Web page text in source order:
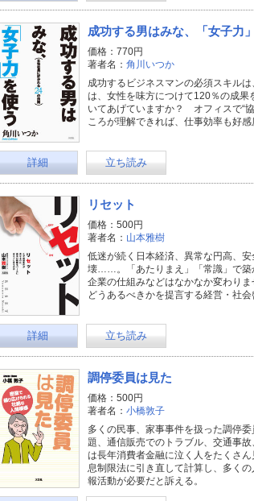
成功する男はみな、「女子力
価格：770円
著者名： 角川いつか
成功するビジネスマンの必須スキル
は、女性を味方につけて120％の成果
いてあげていますか？ オフィスで“
ころが理解できれば、仕事効率も好
詳細 立ち読み
リセット
価格：500円
著者名： 山本雅樹
低迷が続く日本経済、異常な円高、
壊……。「あたりまえ」「常識」で築
企業の仕組みなどはなかなか変わり
どうあるべきかを提言する経営・社会
詳細 立ち読み
調停委員は見た
価格：500円
著者名： 小橋敦子
多くの民事、家事事件を扱った調停
題、通信販売でのトラブル、交通事
は長年消費者金融に泣く人をたくさ
息制限法に引き直して計算し、多く
報活動が必要だと訴える。